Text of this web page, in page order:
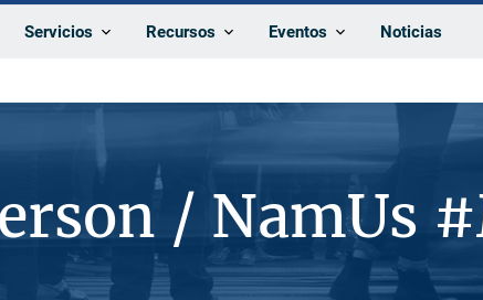
Servicios Recursos Eventos Noticias
/ NamUs